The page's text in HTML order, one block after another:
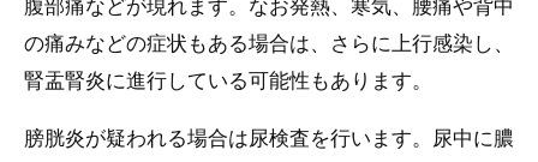
腹部痛などが現れます。なお発熱、寒気、腰痛や背中
の痛みなどの症状もある場合は、さらに上行感染し、
腎盂腎炎に進行している可能性もあります。
膀胱炎が疑われる場合は尿検査を行います。尿中に膿